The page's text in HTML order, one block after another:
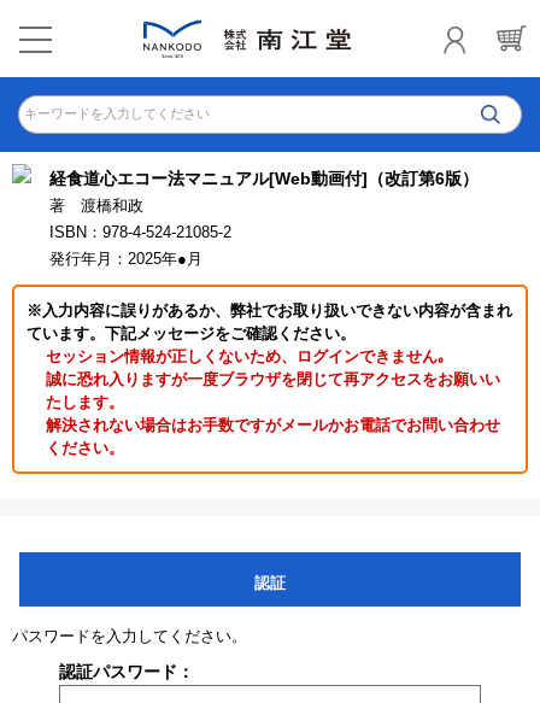
キーワードを入力してください
経食道心エコー法マニュアル[Web動画付]（改訂第6版）
著 渡橋和政
ISBN：978-4-524-21085-2
発行年月：2025年●月
※入力内容に誤りがあるか、弊社でお取り扱いできない内容が含まれ
ています。下記メッセージをご確認ください。
セッション情報が正しくないため、ログインできません｡
誠に恐れ入りますが一度ブラウザを閉じて再アクセスをお願いい
たします。
解決されない場合はお手数ですがメールかお電話でお問い合わせ
ください。
認証
パスワードを入力してください。
認証パスワード：